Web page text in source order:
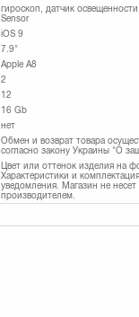
гироскоп, датчик
Sensor
iOS 9
7.9"
Apple A8
2
12
16 Gb
нет
Обмен и возврат товара
согласно закону Украины "О
Цвет или оттенок изделия на
Характеристики и
уведомления. Магазин не
производителем.